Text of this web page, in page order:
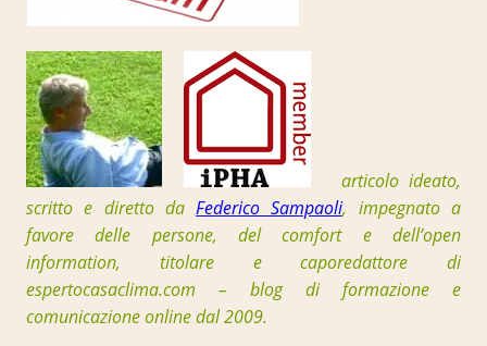
articolo ideato,
scritto e diretto daFederico Sampaoli, impegnato a
favore delle persone, del comfort e dell’open
information, titolare e caporedattore di
espertocasaclima.com – blog di formazione e
comunicazione online dal 2009.